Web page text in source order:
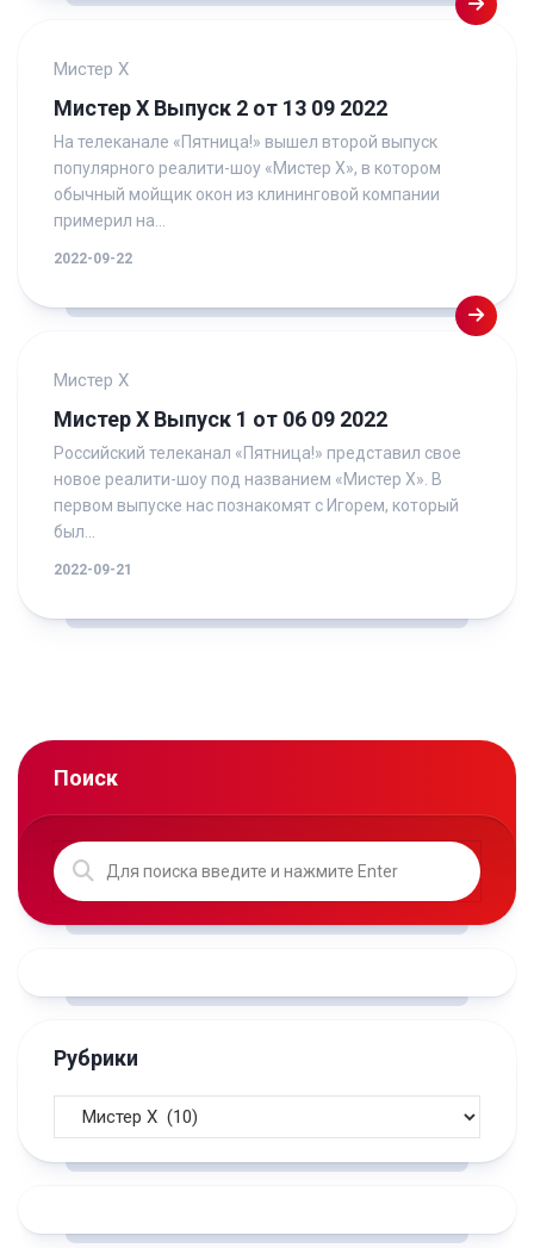
Мистер Х
Мистер Х Выпуск 2 от 13 09 2022
На телеканале «Пятница!» вышел второй выпуск
популярного реалити-шоу «Мистер Х», в котором
обычный мойщик окон из клининговой компании
примерил на...
2022-09-22
Мистер Х
Мистер Х Выпуск 1 от 06 09 2022
Российский телеканал «Пятница!» представил свое
новое реалити-шоу под названием «Мистер Х». В
первом выпуске нас познакомят с Игорем, который
был...
2022-09-21
Поиск
Рубрики